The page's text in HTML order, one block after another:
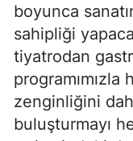
boyunca
sahipliği
tiyatrodan
zenginliğini
buluşturmayı